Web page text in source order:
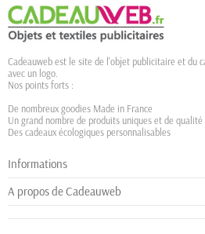
Cadeauweb est le site de l'objet publicitaire et du
avec un logo.
Nos points forts :
De nombreux goodies Made in France
Un grand nombre de produits uniques et de qualité
Des cadeaux écologiques personnalisables
Informations
A propos de Cadeauweb